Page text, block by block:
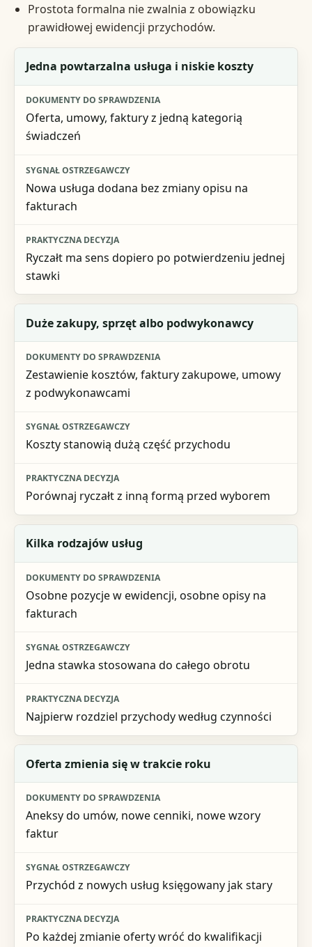
Prostota formalna nie zwalnia z obowiązku
prawidłowej ewidencji przychodów.
Model działalności
Dokumenty do sprawdzenia
Sygnał ostrzegawczy
Jedna powtarzalna usługa i niskie koszty
Oferta, umowy, faktury z jedną kategorią
świadczeń
Nowa usługa dodana bez zmiany opisu na
fakturach
Ryczałt ma sens dopiero po potwierdzeniu jednej
stawki
Duże zakupy, sprzęt albo podwykonawcy
Zestawienie kosztów, faktury zakupowe, umowy
z podwykonawcami
Koszty stanowią dużą część przychodu
Porównaj ryczałt z inną formą przed wyborem
Kilka rodzajów usług
Osobne pozycje w ewidencji, osobne opisy na
fakturach
Jedna stawka stosowana do całego obrotu
Najpierw rozdziel przychody według czynności
Oferta zmienia się w trakcie roku
Aneksy do umów, nowe cenniki, nowe wzory
faktur
Przychód z nowych usług księgowany jak stary
Po każdej zmianie oferty wróć do kwalifikacji